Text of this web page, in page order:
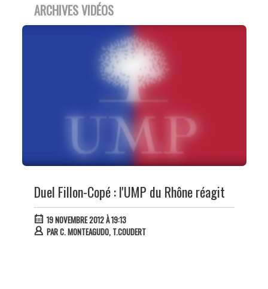
ARCHIVES VIDÉOS
Duel Fillon-Copé : l'UMP du Rhône réagit
19 NOVEMBRE 2012 À 19:13
PARC. MONTEAGUDO, T.COUDERT